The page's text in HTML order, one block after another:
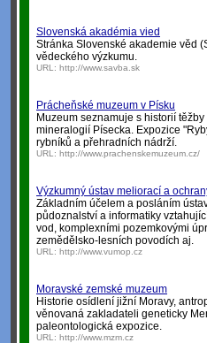
Slovenská akadémia vied
Stránka Slovenské akademie věd
vědeckého výzkumu.
URL: http://www.savba.sk
Prácheňské muzeum v Písku
Muzeum seznamuje s historií
mineralogií Písecka. Expozice
rybníků a přehradních nádrží.
URL: http://www.prachenskemuzeum.cz/
Výzkumný ústav meliorací a
Základním účelem a posláním
půdoznalství a informatiky
vod, komplexními pozemkovými
zemědělsko-lesních povodích aj.
URL: http://www.vumop.cz
Moravské zemské muzeum
Historie osídlení jižní Moravy,
věnovaná zakladateli geneticky
paleontologická expozice.
URL: http://www.mzm.cz